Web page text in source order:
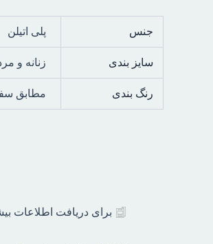
جنس پلی اتیلن
سایز بندی زنانه و
رنگ بندی مطابق
برای دریافت اطلاعات